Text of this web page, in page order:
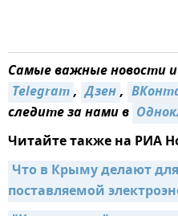
Самые важные новости
Telegram, Дзен,
следите за нами в
Читайте также на РИА
Что в Крыму делают
поставляемой